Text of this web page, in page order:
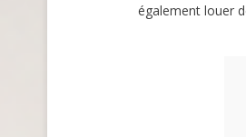
également louer